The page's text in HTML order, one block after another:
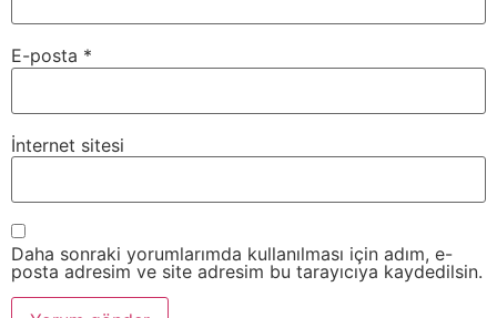
E-posta *
İnternet sitesi
Daha sonraki yorumlarımda kullanılması için adım, e-
posta adresim ve site adresim bu tarayıcıya kaydedilsin.